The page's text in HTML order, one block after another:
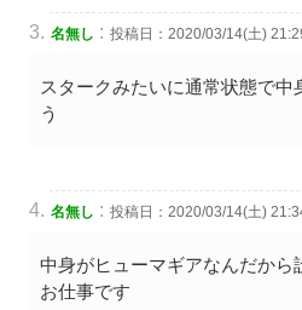
名無し : 投稿日：2020/03/14(土)
スタークみたいに通常状態で
う
名無し : 投稿日：2020/03/14(土)
中身がヒューマギアなんだから
お仕事です